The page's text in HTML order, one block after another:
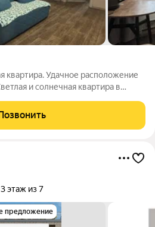
квартира. Удачное расположение
и солнечная квартира в
нет. Потолок выровнен и
3 этаж из 7
предложение